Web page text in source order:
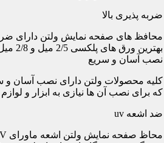
ضربه پذیری بالا
محافظ های صفحه نمایش ولتن دارای
بهترین ورق های پلکسی 2/5 میل و 2/8 میل تایوانی ساخته شدند.
نصب آسان و سریع
کلیه محصولات ولتن دارای نصب آسان و
که برای نصب آن ها نیازی به ابزار و
ضد اشعه uv